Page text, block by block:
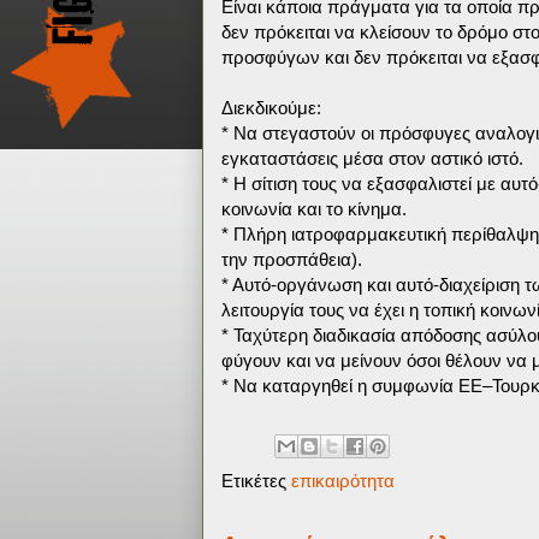
Είναι κάποια πράγματα για τα οποία
δεν πρόκειται να κλείσουν το δρόμο
προσφύγων και δεν πρόκειται να
Διεκδικούμε:
* Να στεγαστούν οι πρόσφυγες
εγκαταστάσεις μέσα στον αστικό ιστό.
* Η σίτιση τους να εξασφαλιστεί με
κοινωνία και το κίνημα.
* Πλήρη ιατροφαρμακευτική περίθαλψη
την προσπάθεια).
* Αυτό-οργάνωση και αυτό-διαχείριση
λειτουργία τους να έχει η τοπική
* Ταχύτερη διαδικασία απόδοσης
φύγουν και να μείνουν όσοι θέλουν να
* Να καταργηθεί η συμφωνία
Ετικέτες επικαιρότητα